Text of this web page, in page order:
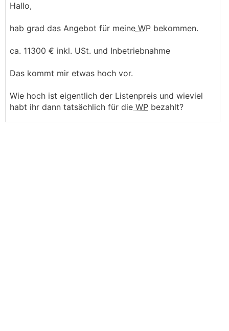
Hallo,
hab grad das Angebot für meine WP bekommen.
ca. 11300 € inkl. USt. und Inbetriebnahme
Das kommt mir etwas hoch vor.
Wie hoch ist eigentlich der Listenpreis und wieviel
habt ihr dann tatsächlich für die WP bezahlt?